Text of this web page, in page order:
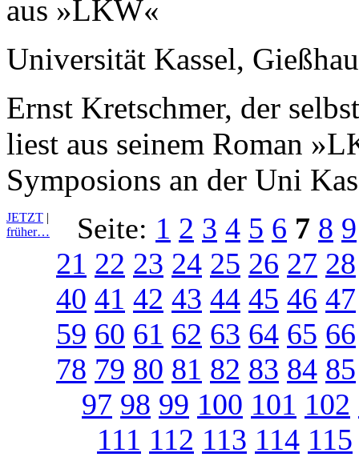
Universität Kassel,
Ernst Kretschmer, der
liest aus seinem Roman
Symposions an der Uni
JETZT |
früher…
Seite: 1 2 3 4 5 6 7 8 9
21 22 23 24 25 26 27 28
40 41 42 43 44 45 46 47
59 60 61 62 63 64 65 66
78 79 80 81 82 83 84 85
97 98 99 100 101 102
111 112 113 114 115